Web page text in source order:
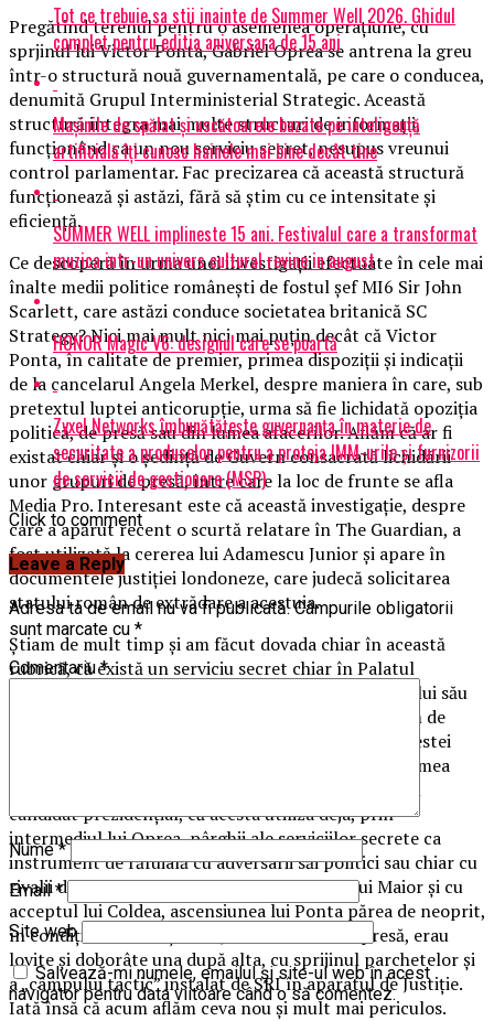
Pregătind terenul pentru o asemenea operațiune, cu
sprjinul lui Victor Ponta, Gabriel Oprea se antrena la greu
într-o structură nouă guvernamentală, pe care o conducea,
denumită Grupul Interministerial Strategic. Această
structură integra mai multe structuri de informații,
funcționând ca un nou serviciu secret, nesupus vreunui
control parlamentar. Fac precizarea că această structură
funcționează și astăzi, fără să știm cu ce intensitate și
eficiență.
Ce descoperă în urma unei investigații efectuate în cele mai
înalte medii politice românești de fostul șef MI6 Sir John
Scarlett, care astăzi conduce societatea britanică SC
Strategy? Nici mai mult nici mai puțin decât că Victor
Ponta, în calitate de premier, primea dispoziții și indicații
de la cancelarul Angela Merkel, despre maniera în care, sub
pretextul luptei anticorupție, urma să fie lichidată opoziția
politică, de presă sau din lumea afacerilor. Aflăm că ar fi
existat chiar și o ședință de Guvern consacrată lichidării
unor grupuri de presă, între care la loc de frunte se afla
Media Pro. Interesant este că această investigație, despre
care a apărut recent o scurtă relatare în The Guardian, a
fost utilizată la cererea lui Adamescu Junior și apare în
documentele justiției londoneze, care judecă solicitarea
statului român de extrădare a acestuia.
Știam de mult timp și am făcut dovada chiar în această
rubrică, că există un serviciu secret chiar în Palatul
Victoria, inițiat de Victor Ponta ca parte a proiectului său
de a-l plasa pe Gabriel Oprea în fruntea unui sistem de
siguranță națională, remodelat prin intermediul acestei
structuri guvernamentale. Mai știam încă de pe vremea
când Ponta era premier, președinte PSD și, de acum
candidat prezidențial, că acesta utiliza deja, prin
intermediul lui Oprea, pârghii ale serviciilor secrete ca
instrument de răfuială cu adversarii săi politici sau chiar cu
rivalii din propriul partid. Prin intermediul lui Maior și cu
acceptul lui Coldea, ascensiunea lui Ponta părea de neoprit,
în condițiile în care țintele, inclusiv cele din presă, erau
lovite și doborâte una după alta, cu sprijinul parchetelor și
a „câmpului tactic” instalat de SRI în aparatul de Justiție.
Iată însă că acum aflăm ceva nou și mult mai periculos.
Tot ce trebuie sa stii inainte de Summer Well 2026. Ghidul
complet pentru editia aniversara de 15 ani
Mașinile de spălat și uscătoarele bazate pe inteligență
artificială îți cunosc hainele mai bine decât tine
SUMMER WELL implineste 15 ani. Festivalul care a transformat
muzica intr-un univers cultural revine in august
HONOR Magic V6: designul care se poartă
Zyxel Networks îmbunătățește guvernanța în materie de
securitate a produselor pentru a proteja IMM-urile și furnizorii
de servicii de gestionare (MSP)
Click to comment
Leave a Reply
Adresa ta de email nu va fi publicată. Câmpurile obligatorii
sunt marcate cu *
Comentariu*
Nume*
Email*
Site web
Salvează-mi numele, emailul și site-ul web în acest
navigator pentru data viitoare când o să comentez.